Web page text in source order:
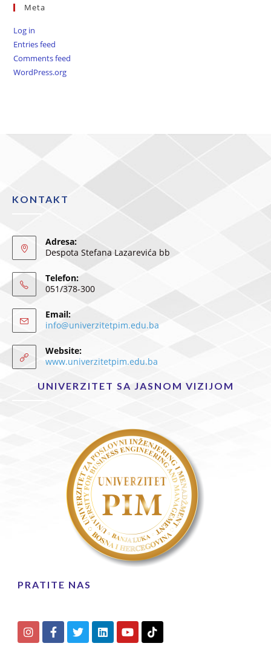
Meta
Log in
Entries feed
Comments feed
WordPress.org
KONTAKT
Adresa:
Despota Stefana Lazarevića bb
Telefon:
051/378-300
Email:
info@univerzitetpim.edu.ba
Website:
www.univerzitetpim.edu.ba
UNIVERZITET SA JASNOM VIZIJOM
PRATITE NAS